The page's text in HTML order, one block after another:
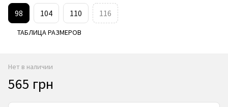
98 104 110 116
ТАБЛИЦА РАЗМЕРОВ
Нет в наличии
565 грн